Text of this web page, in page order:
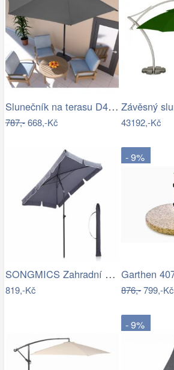
Slunečník na terasu D4164 Dekorhome
787,-668,-Kč 43192,-Kč
SONGMICS Zahradní slunečník Royal…
819,-Kč
- 9%
876,-799,-Kč
- 9%